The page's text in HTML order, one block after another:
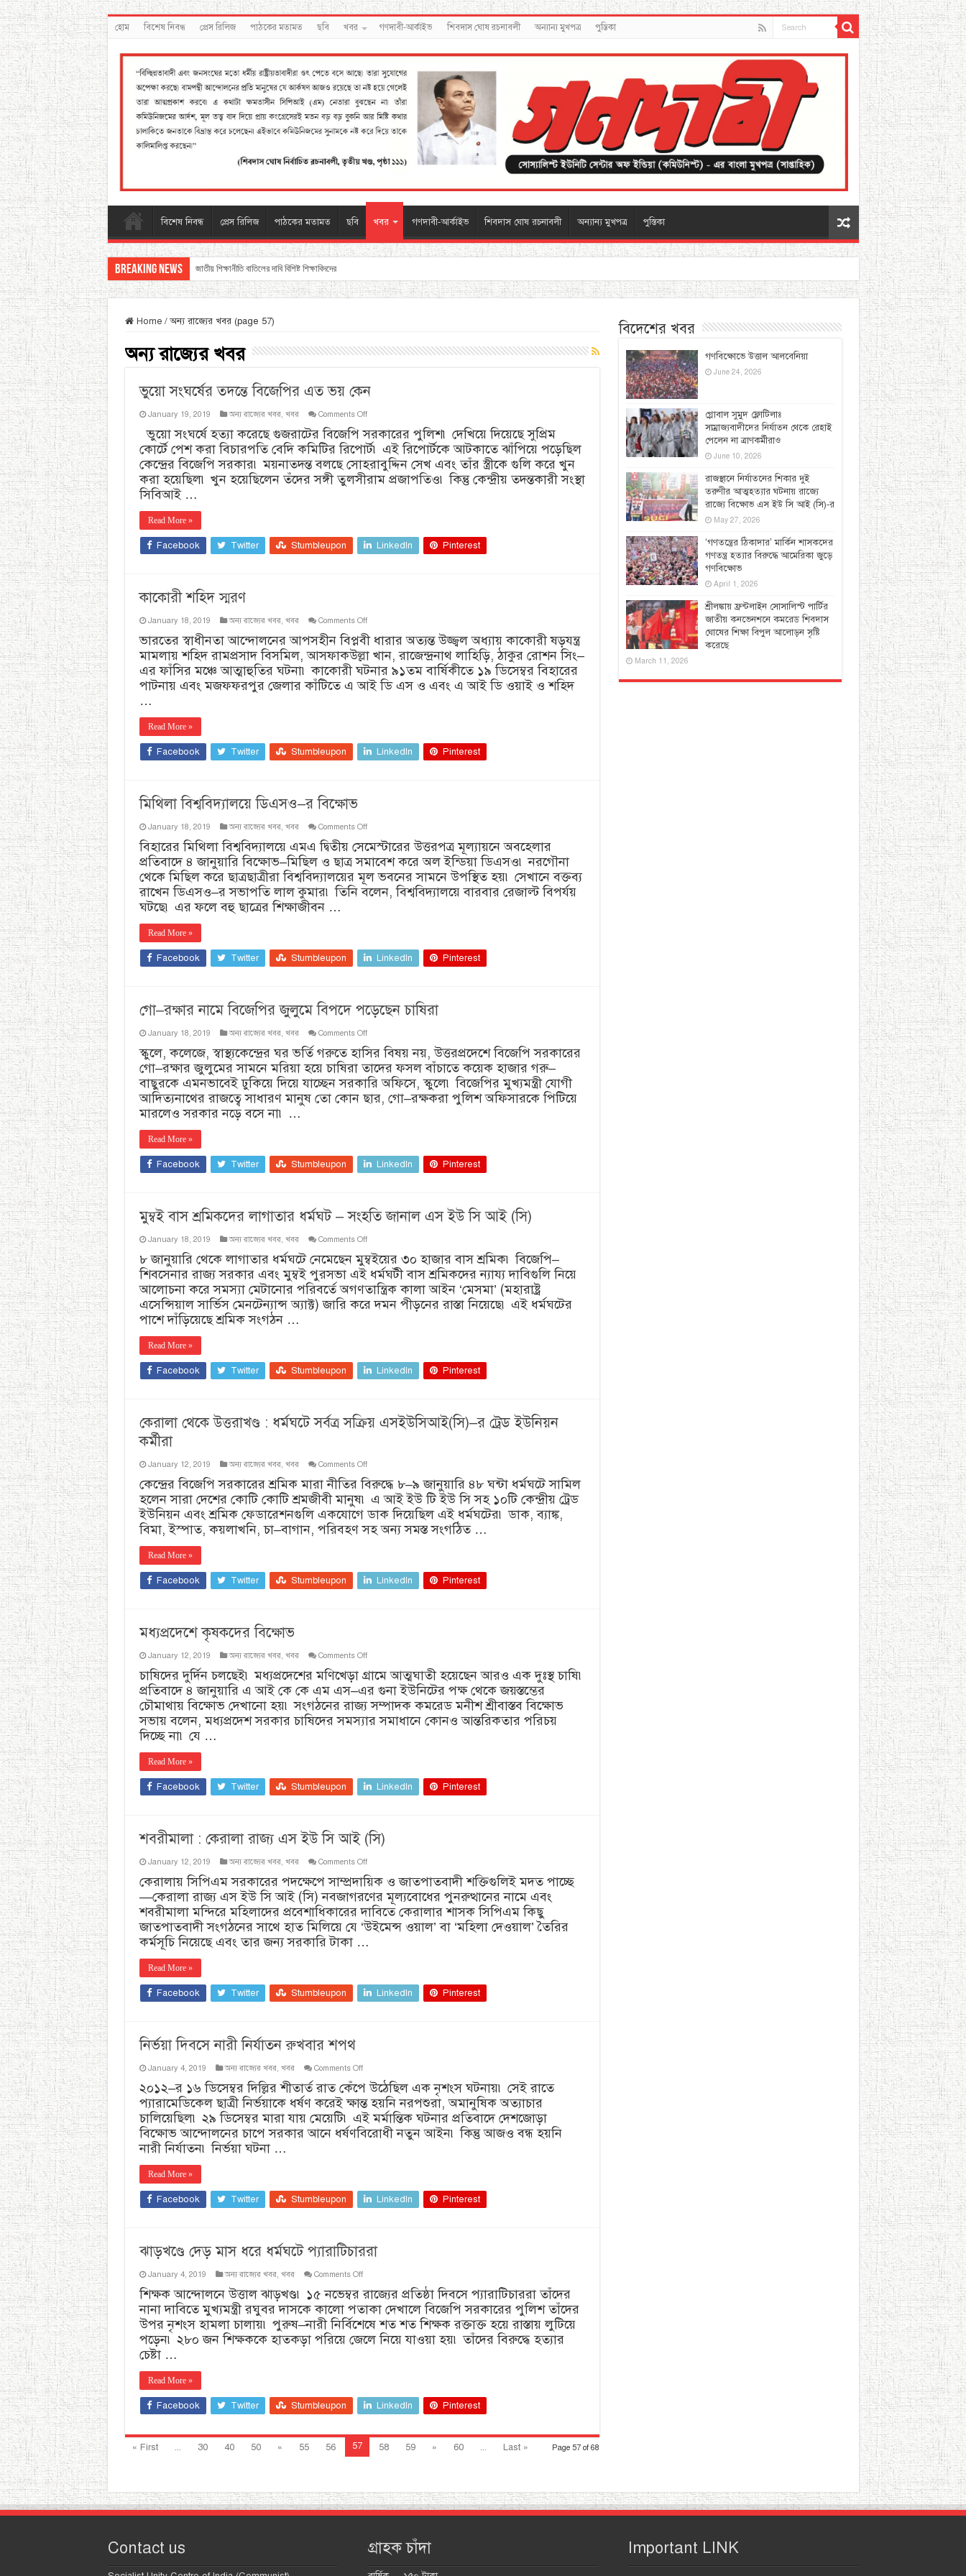
হোম বিশেষ নিবন্ধ প্রেস রিলিজ পাঠকের মতামত ছবি খবর গণদাবী-আর্কাইভ শিবদাস ঘোষ রচনাবলী অন্যান্য মুখপত্র পুস্তিকা
বিশেষ নিবন্ধ প্রেস রিলিজ পাঠকের মতামত ছবি খবর গণদাবী-আর্কাইভ শিবদাস ঘোষ রচনাবলী অন্যান্য মুখপত্র পুস্তিকা
Breaking News জাতীয় শিক্ষানীতি বাতিলের দাবি বিশিষ্ট শিক্ষাবিদদের
Home / অন্য রাজ্যের খবর (page 57)
অন্য রাজ্যের খবর
ভুয়ো সংঘর্ষের তদন্তে বিজেপির এত ভয় কেন
January 19, 2019 অন্য রাজ্যের খবর, খবর Comments Offon
সংঘর্ষের
তদন্তে
বিজেপির
এত
ভয়
ভুয়ো সংঘর্ষে হত্যা করেছে গুজরাটের বিজেপি সরকারের পুলিশ৷ দেখিয়ে দিয়েছে সুপ্রিম
কোর্টে পেশ করা বিচারপতি বেদি কমিটির রিপোর্ট৷ এই রিপোর্টকে আটকাতে ঝাঁপিয়ে পড়েছিল
কেন্দ্রের বিজেপি সরকার৷ ময়নাতদন্ত বলছে সোহরাবুদ্দিন সেখ এবং তাঁর স্ত্রীকে গুলি করে খুন
করা হয়েছিল৷ খুন হয়েছিলেন তঁদের সঙ্গী তুলসীরাম প্রজাপতিও৷ কিন্তু কেন্দ্রীয় তদন্তকারী সংস্থা
সিবিআই …
Read More »
Facebook Twitter Stumbleupon LinkedIn Pinterest
কাকোরী শহিদ স্মরণ
January 18, 2019 অন্য রাজ্যের খবর, খবর Comments Offon
শহিদ
স্মরণ
ভারতের স্বাধীনতা আন্দোলনের আপসহীন বিপ্লবী ধারার অত্যন্ত উজ্জ্বল অধ্যায় কাকোরী ষড়যন্ত্র
মামলায় শহিদ রামপ্রসাদ বিসমিল, আসফাকউল্লা খান, রাজেন্দ্রনাথ লাহিড়ি, ঠাকুর রোশন সিং–
এর ফাঁসির মঞ্চে আত্মাহুতির ঘটনা৷ কাকোরী ঘটনার ৯১তম বার্ষিকীতে ১৯ ডিসেম্বর বিহারের
পাটনায় এবং মজফফরপুর জেলার কাঁটিতে এ আই ডি এস ও এবং এ আই ডি ওয়াই ও শহিদ
…
Read More »
Facebook Twitter Stumbleupon LinkedIn Pinterest
মিথিলা বিশ্ববিদ্যালয়ে ডিএসও–র বিক্ষোভ
January 18, 2019 অন্য রাজ্যের খবর, খবর Comments Offon
বিশ্ববিদ্যালয়ে
ডিএসও–
র
বিক্ষোভ
বিহারের মিথিলা বিশ্ববিদ্যালয়ে এমএ দ্বিতীয় সেমেস্টারের উত্তরপত্র মূল্যায়নে অবহেলার
প্রতিবাদে ৪ জানুয়ারি বিক্ষোভ–মিছিল ও ছাত্র সমাবেশ করে অল ইন্ডিয়া ডিএসও৷ নরগৌনা
থেকে মিছিল করে ছাত্রছাত্রীরা বিশ্ববিদ্যালয়ের মূল ভবনের সামনে উপস্থিত হয়৷ সেখানে বক্তব্য
রাখেন ডিএসও–র সভাপতি লাল কুমার৷ তিনি বলেন, বিশ্ববিদ্যালয়ে বারবার রেজাল্ট বিপর্যয়
ঘটছে৷ এর ফলে বহু ছাত্রের শিক্ষাজীবন …
Read More »
Facebook Twitter Stumbleupon LinkedIn Pinterest
গো–রক্ষার নামে বিজেপির জুলুমে বিপদে পড়েছেন চাষিরা
January 18, 2019 অন্য রাজ্যের খবর, খবর Comments Offon
রক্ষার
নামে
বিজেপির
জুলুমে
বিপদে
স্কুলে, কলেজে, স্বাস্থ্যকেন্দ্রের ঘর ভর্তি গরুতে হাসির বিষয় নয়, উত্তরপ্রদেশে বিজেপি সরকারের
গো–রক্ষার জুলুমের সামনে মরিয়া হয়ে চাষিরা তাদের ফসল বাঁচাতে কয়েক হাজার গরু–
বাছুরকে এমনভাবেই ঢুকিয়ে দিয়ে যাচ্ছেন সরকারি অফিসে, স্কুলে৷ বিজেপির মুখ্যমন্ত্রী যোগী
আদিত্যনাথের রাজত্বে সাধারণ মানুষ তো কোন ছার, গো–রক্ষকরা পুলিশ অফিসারকে পিটিয়ে
মারলেও সরকার নড়ে বসে না৷ …
Read More »
Facebook Twitter Stumbleupon LinkedIn Pinterest
মুম্বই বাস শ্রমিকদের লাগাতার ধর্মঘট – সংহতি জানাল এস ইউ সি আই (সি)
January 18, 2019 অন্য রাজ্যের খবর, খবর Comments Offon
বাস
শ্রমিকদের
লাগাতার
ধর্মঘট
–
সি
আই
৮ জানুয়ারি থেকে লাগাতার ধর্মঘটে নেমেছেন মুম্বইয়ের ৩০ হাজার বাস শ্রমিক৷ বিজেপি–
শিবসেনার রাজ্য সরকার এবং মুম্বই পুরসভা এই ধর্মঘটী বাস শ্রমিকদের ন্যায্য দাবিগুলি নিয়ে
আলোচনা করে সমস্যা মেটানোর পরিবর্তে অগণতান্ত্রিক কালা আইন ‘মেসমা’ (মহারাষ্ট্র
এসেন্সিয়াল সার্ভিস মেনটেন্যান্স অ্যাক্ট) জারি করে দমন পীড়নের রাস্তা নিয়েছে৷ এই ধর্মঘটের
পাশে দাঁড়িয়েছে শ্রমিক সংগঠন …
Read More »
Facebook Twitter Stumbleupon LinkedIn Pinterest
কেরালা থেকে উত্তরাখণ্ড : ধর্মঘটে সর্বত্র সক্রিয় এসইউসিআই(সি)–র ট্রেড ইউনিয়ন
কর্মীরা
January 12, 2019 অন্য রাজ্যের খবর, খবর Comments Offon
থেকে
উত্তরাখণ্ড
:
ধর্মঘটে
সর্বত্র
ট্রেড
ইউনিয়ন
কেন্দ্রের বিজেপি সরকারের শ্রমিক মারা নীতির বিরুদ্ধে ৮–৯ জানুয়ারি ৪৮ ঘন্টা ধর্মঘটে সামিল
হলেন সারা দেশের কোটি কোটি শ্রমজীবী মানুষ৷ এ আই ইউ টি ইউ সি সহ ১০টি কেন্দ্রীয় ট্রেড
ইউনিয়ন এবং শ্রমিক ফেডারেশনগুলি একযোগে ডাক দিয়েছিল এই ধর্মঘটের৷ ডাক, ব্যাঙ্ক,
বিমা, ইস্পাত, কয়লাখনি, চা–বাগান, পরিবহণ সহ অন্য সমস্ত সংগঠিত …
Read More »
Facebook Twitter Stumbleupon LinkedIn Pinterest
মধ্যপ্রদেশে কৃষকদের বিক্ষোভ
January 12, 2019 অন্য রাজ্যের খবর, খবর Comments Offon
কৃষকদের
বিক্ষোভ
চাষিদের দুর্দিন চলছেই৷ মধ্যপ্রদেশের মণিখেড়া গ্রামে আত্মঘাতী হয়েছেন আরও এক দুঃস্থ চাষি৷
প্রতিবাদে ৪ জানুয়ারি এ আই কে কে এম এস–এর গুনা ইউনিটের পক্ষ থেকে জয়স্তম্ভের
চৌমাথায় বিক্ষোভ দেখানো হয়৷ সংগঠনের রাজ্য সম্পাদক কমরেড মনীশ শ্রীবাস্তব বিক্ষোভ
সভায় বলেন, মধ্যপ্রদেশ সরকার চাষিদের সমস্যার সমাধানে কোনও আন্তরিকতার পরিচয়
দিচ্ছে না৷ যে …
Read More »
Facebook Twitter Stumbleupon LinkedIn Pinterest
শবরীমালা : কেরালা রাজ্য এস ইউ সি আই (সি)
January 12, 2019 অন্য রাজ্যের খবর, খবর Comments Offon
:
কেরালা
রাজ্য
এস
ইউ
কেরালায় সিপিএম সরকারের পদক্ষেপে সাম্প্রদায়িক ও জাতপাতবাদী শক্তিগুলিই মদত পাচ্ছে
—কেরালা রাজ্য এস ইউ সি আই (সি) নবজাগরণের মূল্যবোধের পুনরুত্থানের নামে এবং
শবরীমালা মন্দিরে মহিলাদের প্রবেশাধিকারের দাবিতে কেরালার শাসক সিপিএম কিছু
জাতপাতবাদী সংগঠনের সাথে হাত মিলিয়ে যে ‘উইমেন্স ওয়াল’ বা ‘মহিলা দেওয়াল’ তৈরির
কর্মসূচি নিয়েছে এবং তার জন্য সরকারি টাকা …
Read More »
Facebook Twitter Stumbleupon LinkedIn Pinterest
নির্ভয়া দিবসে নারী নির্যাতন রুখবার শপথ
January 4, 2019 অন্য রাজ্যের খবর, খবর Comments Offon
দিবসে
নারী
নির্যাতন
রুখবার
শপথ
২০১২–র ১৬ ডিসেম্বর দিল্লির শীতার্ত রাত কেঁপে উঠেছিল এক নৃশংস ঘটনায়৷ সেই রাতে
প্যারামেডিকেল ছাত্রী নির্ভয়াকে ধর্ষণ করেই ক্ষান্ত হয়নি নরপশুরা, অমানুষিক অত্যাচার
চালিয়েছিল৷ ২৯ ডিসেম্বর মারা যায় মেয়েটি৷ এই মর্মান্তিক ঘটনার প্রতিবাদে দেশজোড়া
বিক্ষোভ আন্দোলনের চাপে সরকার আনে ধর্ষণবিরোধী নতুন আইন৷ কিন্তু আজও বন্ধ হয়নি
নারী নির্যাতন৷ নির্ভয়া ঘটনা …
Read More »
Facebook Twitter Stumbleupon LinkedIn Pinterest
ঝাড়খণ্ডে দেড় মাস ধরে ধর্মঘটে প্যারাটিচাররা
January 4, 2019 অন্য রাজ্যের খবর, খবর Comments Offon
দেড়
মাস
ধরে
ধর্মঘটে
প্যারাটিচাররা
শিক্ষক আন্দোলনে উত্তাল ঝাড়খণ্ড৷ ১৫ নভেম্বর রাজ্যের প্রতিষ্ঠা দিবসে প্যারাটিচাররা তাঁদের
নানা দাবিতে মুখ্যমন্ত্রী রঘুবর দাসকে কালো পতাকা দেখালে বিজেপি সরকারের পুলিশ তাঁদের
উপর নৃশংস হামলা চালায়৷ পুরুষ–নারী নির্বিশেষে শত শত শিক্ষক রক্তাক্ত হয়ে রাস্তায় লুটিয়ে
পড়েন৷ ২৮০ জন শিক্ষককে হাতকড়া পরিয়ে জেলে নিয়ে যাওয়া হয়৷ তাঁদের বিরুদ্ধে হত্যার
চেষ্টা …
Read More »
Facebook Twitter Stumbleupon LinkedIn Pinterest
Page 57 of 68
« First ... 30 40 50 « 55 56 57 58 59 » 60 ... Last »
বিদেশের খবর
গণবিক্ষোভে উত্তাল আলবেনিয়া
June 24, 2026
গ্লোবাল সুমুদ ফ্লোটিলাঃ
সাম্রাজ্যবাদীদের নির্যাতন থেকে রেহাই
পেলেন না ত্রাণকর্মীরাও
June 10, 2026
রাজস্থানে নির্যাতনের শিকার দুই
তরুণীর আত্মহত্যার ঘটনায় রাজ্যে
রাজ্যে বিক্ষোভ এস ইউ সি আই (সি)-র
May 27, 2026
‘গণতন্ত্রের ঠিকাদার’ মার্কিন শাসকদের
গণতন্ত্র হত্যার বিরুদ্ধে আমেরিকা জুড়ে
গণবিক্ষোভ
April 1, 2026
শ্রীলঙ্কায় ফ্রন্টলাইন সোসালিস্ট পার্টির
জাতীয় কনভেনশনে কমরেড শিবদাস
ঘোষের শিক্ষা বিপুল আলোড়ন সৃষ্টি
করেছে
March 11, 2026
Contact us গ্রাহক চাঁদা Important LINK